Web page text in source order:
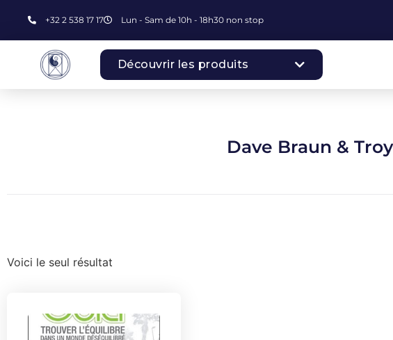
+32 2 538 17 17 Lun - Sam de 10h - 18h30 non stop
Découvrir les produits
Dave Braun &
Voici le seul résultat